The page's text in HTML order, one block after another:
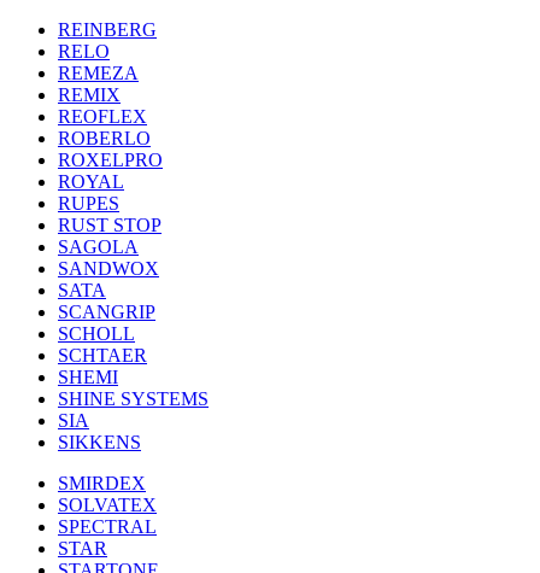
REINBERG
RELO
REMEZA
REMIX
REOFLEX
ROBERLO
ROXELPRO
ROYAL
RUPES
RUST STOP
SAGOLA
SANDWOX
SATA
SCANGRIP
SCHOLL
SCHTAER
SHEMI
SHINE SYSTEMS
SIA
SIKKENS
SMIRDEX
SOLVATEX
SPECTRAL
STAR